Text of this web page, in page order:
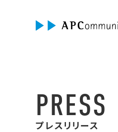
PRESS
プレスリリース